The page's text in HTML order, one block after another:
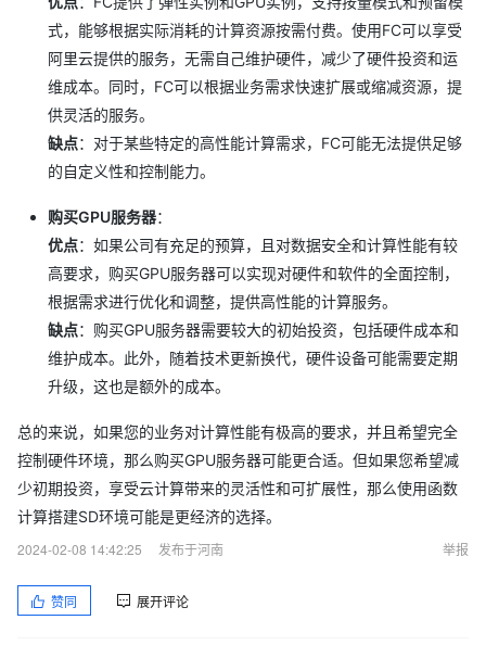
式，能够根据实际消耗的计算资源按需付费。使用FC可以享受
阿里云提供的服务，无需自己维护硬件，减少了硬件投资和运
维成本。同时，FC可以根据业务需求快速扩展或缩减资源，提
供灵活的服务。
缺点：对于某些特定的高性能计算需求，FC可能无法提供足够
的自定义性和控制能力。
购买GPU服务器：
优点：如果公司有充足的预算，且对数据安全和计算性能有较
高要求，购买GPU服务器可以实现对硬件和软件的全面控制，
根据需求进行优化和调整，提供高性能的计算服务。
缺点：购买GPU服务器需要较大的初始投资，包括硬件成本和
维护成本。此外，随着技术更新换代，硬件设备可能需要定期
升级，这也是额外的成本。
总的来说，如果您的业务对计算性能有极高的要求，并且希望完全
控制硬件环境，那么购买GPU服务器可能更合适。但如果您希望减
少初期投资，享受云计算带来的灵活性和可扩展性，那么使用函数
计算搭建SD环境可能是更经济的选择。
2024-02-08 14:42:25
发布于河南 举报
赞同 展开评论